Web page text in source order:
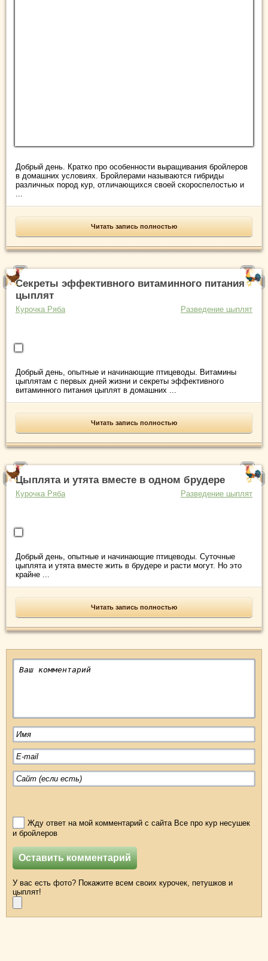
Добрый день. Кратко про особенности выращивания бройлеров
в домашних условиях. Бройлерами называются гибриды
различных пород кур, отличающихся своей скороспелостью и
...
Читать запись полностью
Секреты эффективного витаминного питания
цыплят
Курочка Ряба Разведение цыплят
Добрый день, опытные и начинающие птицеводы. Витамины
цыплятам с первых дней жизни и секреты эффективного
витаминного питания цыплят в домашних ...
Читать запись полностью
Цыплята и утята вместе в одном брудере
Курочка Ряба Разведение цыплят
Добрый день, опытные и начинающие птицеводы. Суточные
цыплята и утята вместе жить в брудере и расти могут. Но это
крайне ...
Читать запись полностью
Жду ответ на мой комментарий с сайта Все про кур несушек
и бройлеров
У вас есть фото? Покажите всем своих курочек, петушков и
цыплят!